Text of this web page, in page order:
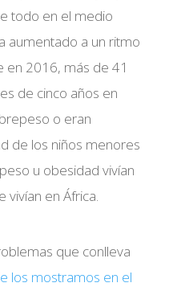
todo en el medio
aumentado a un ritmo
en 2016, más de 41
de cinco años en
o eran
de los niños menores
u obesidad vivían
vivían en África.
que conlleva
los mostramos en el